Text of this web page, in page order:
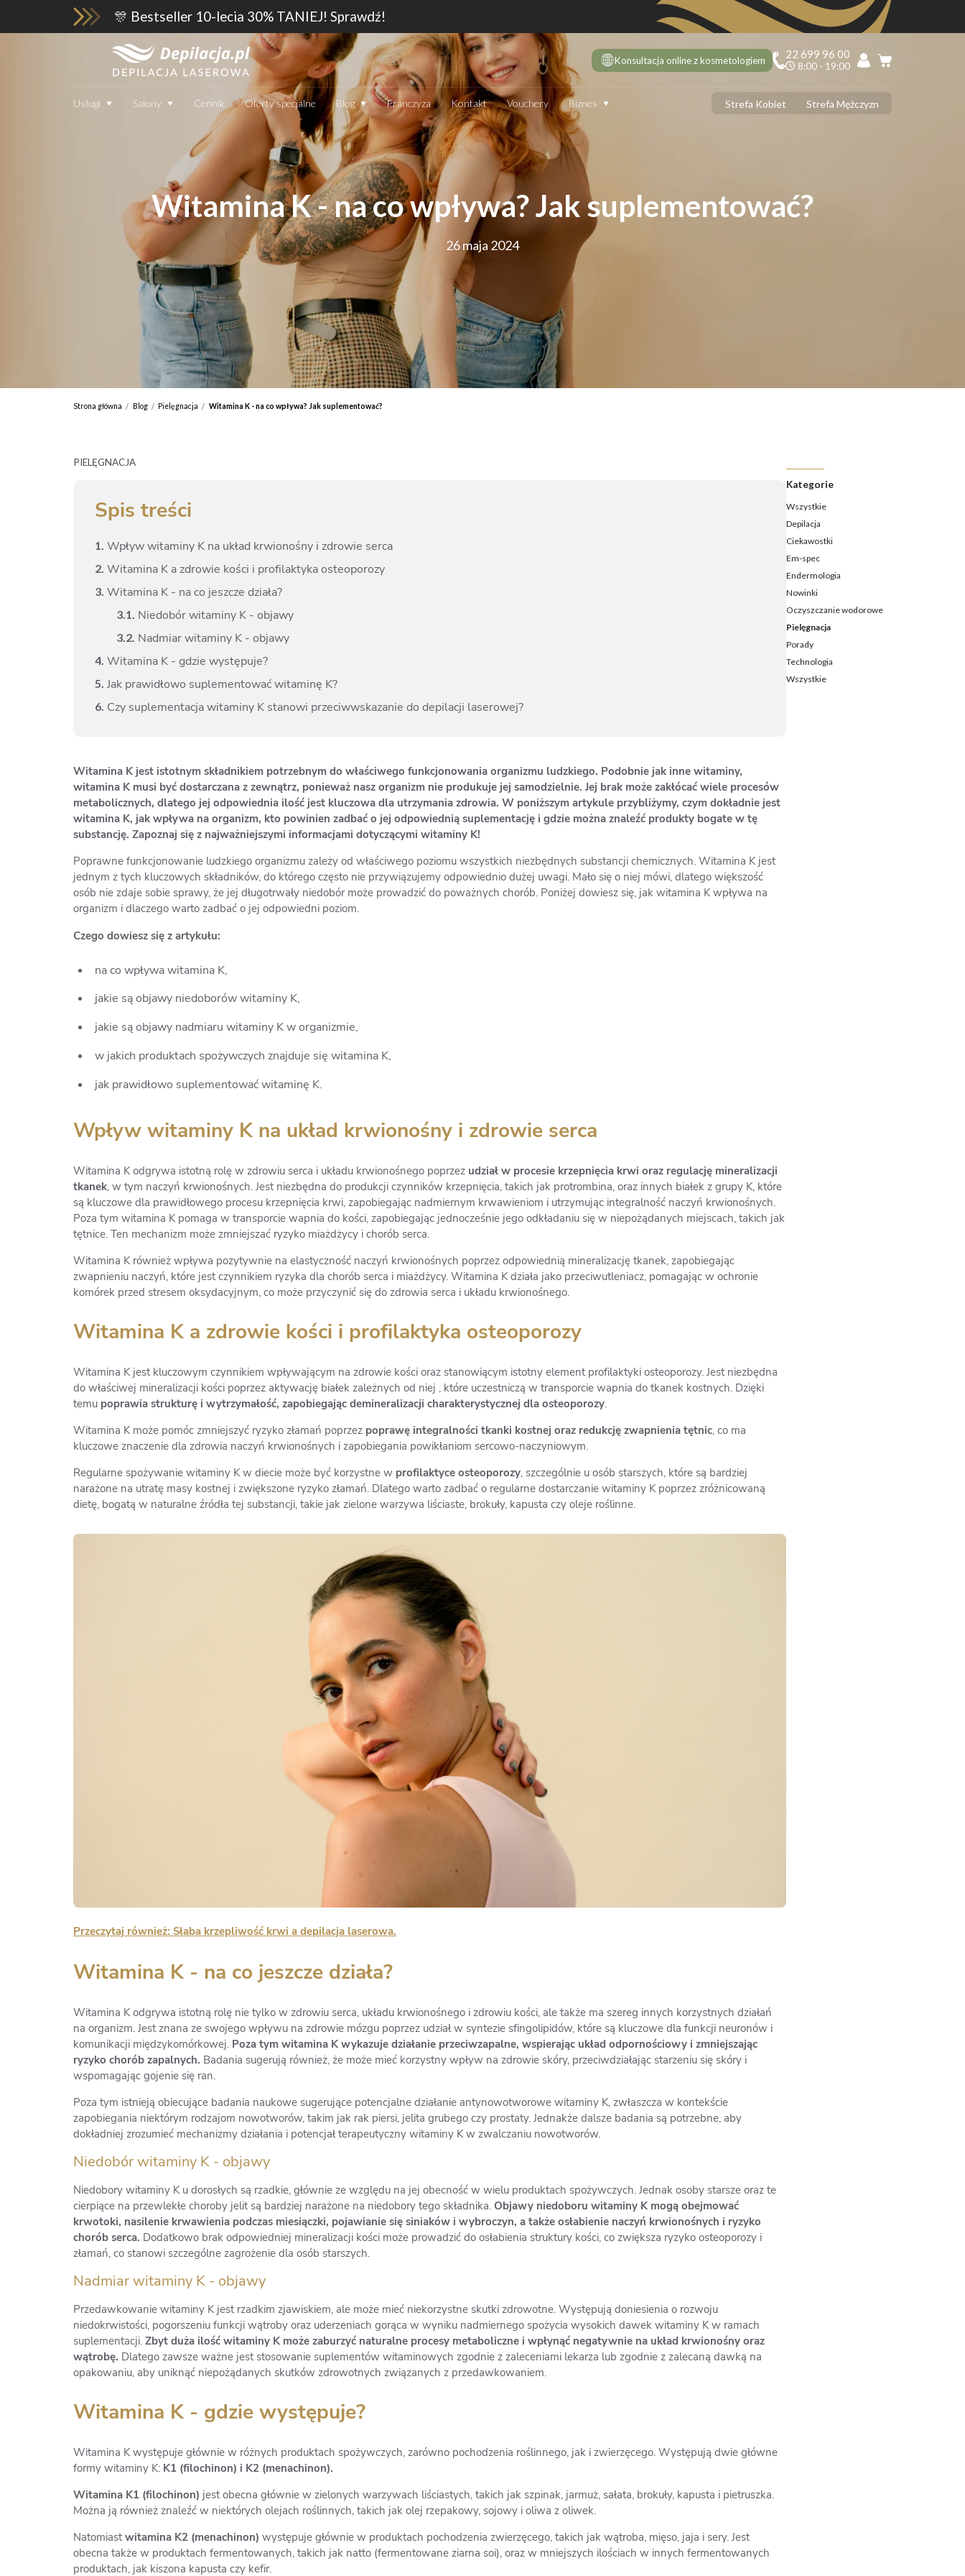
🎊 Bestseller 10-lecia 30% TANIEJ! Sprawdź!
Konsultacja online z kosmetologiem 22 699 96 00
8:00 - 19:00
Usługi Salony Cennik Oferty specjalne Blog
JAK DZIAŁA DEPILATOR IPL I CZY WARTO GO STOSOWAĆ
Jak usunąć włoski z twarzy? 5 najlepszych sposobów
TECHNOLOGIA
Który laser do depilacji (profesjonalny) jest najskuteczniejszy?
Ranking 2026
Elektrostymulacja mięśni - efekty, które przekonają Cię do
zabiegu
Endermologia – przeciwwskazania, o których warto wiedzieć
Laser aleksandrytowy czy diodowy? Porównanie
Franczyza Kontakt Vouchery Biznes Strefa Kobiet Strefa Mężczyzn
Witamina K - na co wpływa? Jak suplementować?
26 maja 2024
Strona główna / Blog / Pielęgnacja / Witamina K - na co wpływa? Jak suplementować?
PIELĘGNACJA
Spis treści
1. Wpływ witaminy K na układ krwionośny i zdrowie serca
2. Witamina K a zdrowie kości i profilaktyka osteoporozy
3. Witamina K - na co jeszcze działa?
3. 1. Niedobór witaminy K - objawy
3. 2. Nadmiar witaminy K - objawy
4. Witamina K - gdzie występuje?
5. Jak prawidłowo suplementować witaminę K?
6. Czy suplementacja witaminy K stanowi przeciwwskazanie do depilacji laserowej?
Witamina K jest istotnym składnikiem potrzebnym do właściwego funkcjonowania organizmu ludzkiego. Podobnie jak inne witaminy,
witamina K musi być dostarczana z zewnątrz, ponieważ nasz organizm nie produkuje jej samodzielnie. Jej brak może zakłócać wiele procesów
metabolicznych, dlatego jej odpowiednia ilość jest kluczowa dla utrzymania zdrowia. W poniższym artykule przybliżymy, czym dokładnie jest
witamina K, jak wpływa na organizm, kto powinien zadbać o jej odpowiednią suplementację i gdzie można znaleźć produkty bogate w tę
substancję. Zapoznaj się z najważniejszymi informacjami dotyczącymi witaminy K!
Poprawne funkcjonowanie ludzkiego organizmu zależy od właściwego poziomu wszystkich niezbędnych substancji chemicznych. Witamina K jest
jednym z tych kluczowych składników, do którego często nie przywiązujemy odpowiednio dużej uwagi. Mało się o niej mówi, dlatego większość
osób nie zdaje sobie sprawy, że jej długotrwały niedobór może prowadzić do poważnych chorób. Poniżej dowiesz się, jak witamina K wpływa na
organizm i dlaczego warto zadbać o jej odpowiedni poziom.
Czego dowiesz się z artykułu:
na co wpływa witamina K,
jakie są objawy niedoborów witaminy K,
jakie są objawy nadmiaru witaminy K w organizmie,
w jakich produktach spożywczych znajduje się witamina K,
jak prawidłowo suplementować witaminę K.
Wpływ witaminy K na układ krwionośny i zdrowie serca
Witamina K odgrywa istotną rolę w zdrowiu serca i układu krwionośnego poprzez udział w procesie krzepnięcia krwi oraz regulację mineralizacji
tkanek, w tym naczyń krwionośnych. Jest niezbędna do produkcji czynników krzepnięcia, takich jak protrombina, oraz innych białek z grupy K, które
są kluczowe dla prawidłowego procesu krzepnięcia krwi, zapobiegając nadmiernym krwawieniom i utrzymując integralność naczyń krwionośnych.
Poza tym witamina K pomaga w transporcie wapnia do kości, zapobiegając jednocześnie jego odkładaniu się w niepożądanych miejscach, takich jak
tętnice. Ten mechanizm może zmniejszać ryzyko miażdżycy i chorób serca.
Witamina K również wpływa pozytywnie na elastyczność naczyń krwionośnych poprzez odpowiednią mineralizację tkanek, zapobiegając
zwapnieniu naczyń, które jest czynnikiem ryzyka dla chorób serca i miażdżycy. Witamina K działa jako przeciwutleniacz, pomagając w ochronie
komórek przed stresem oksydacyjnym, co może przyczynić się do zdrowia serca i układu krwionośnego.
Witamina K a zdrowie kości i profilaktyka osteoporozy
Witamina K jest kluczowym czynnikiem wpływającym na zdrowie kości oraz stanowiącym istotny element profilaktyki osteoporozy. Jest niezbędna
do właściwej mineralizacji kości poprzez aktywację białek zależnych od niej , które uczestniczą w transporcie wapnia do tkanek kostnych. Dzięki
temu poprawia strukturę i wytrzymałość, zapobiegając demineralizacji charakterystycznej dla osteoporozy.
Witamina K może pomóc zmniejszyć ryzyko złamań poprzez poprawę integralności tkanki kostnej oraz redukcję zwapnienia tętnic, co ma
kluczowe znaczenie dla zdrowia naczyń krwionośnych i zapobiegania powikłaniom sercowo-naczyniowym.
Regularne spożywanie witaminy K w diecie może być korzystne w profilaktyce osteoporozy, szczególnie u osób starszych, które są bardziej
narażone na utratę masy kostnej i zwiększone ryzyko złamań. Dlatego warto zadbać o regularne dostarczanie witaminy K poprzez zróżnicowaną
dietę, bogatą w naturalne źródła tej substancji, takie jak zielone warzywa liściaste, brokuły, kapusta czy oleje roślinne.
Przeczytaj również: Słaba krzepliwość krwi a depilacja laserowa.
Witamina K - na co jeszcze działa?
Witamina K odgrywa istotną rolę nie tylko w zdrowiu serca, układu krwionośnego i zdrowiu kości, ale także ma szereg innych korzystnych działań
na organizm. Jest znana ze swojego wpływu na zdrowie mózgu poprzez udział w syntezie sfingolipidów, które są kluczowe dla funkcji neuronów i
komunikacji międzykomórkowej. Poza tym witamina K wykazuje działanie przeciwzapalne, wspierając układ odpornościowy i zmniejszając
ryzyko chorób zapalnych. Badania sugerują również, że może mieć korzystny wpływ na zdrowie skóry, przeciwdziałając starzeniu się skóry i
wspomagając gojenie się ran.
Poza tym istnieją obiecujące badania naukowe sugerujące potencjalne działanie antynowotworowe witaminy K, zwłaszcza w kontekście
zapobiegania niektórym rodzajom nowotworów, takim jak rak piersi, jelita grubego czy prostaty. Jednakże dalsze badania są potrzebne, aby
dokładniej zrozumieć mechanizmy działania i potencjał terapeutyczny witaminy K w zwalczaniu nowotworów.
Niedobór witaminy K - objawy
Niedobory witaminy K u dorosłych są rzadkie, głównie ze względu na jej obecność w wielu produktach spożywczych. Jednak osoby starsze oraz te
cierpiące na przewlekłe choroby jelit są bardziej narażone na niedobory tego składnika. Objawy niedoboru witaminy K mogą obejmować
krwotoki, nasilenie krwawienia podczas miesiączki, pojawianie się siniaków i wybroczyn, a także osłabienie naczyń krwionośnych i ryzyko
chorób serca. Dodatkowo brak odpowiedniej mineralizacji kości może prowadzić do osłabienia struktury kości, co zwiększa ryzyko osteoporozy i
złamań, co stanowi szczególne zagrożenie dla osób starszych.
Nadmiar witaminy K - objawy
Przedawkowanie witaminy K jest rzadkim zjawiskiem, ale może mieć niekorzystne skutki zdrowotne. Występują doniesienia o rozwoju
niedokrwistości, pogorszeniu funkcji wątroby oraz uderzeniach gorąca w wyniku nadmiernego spożycia wysokich dawek witaminy K w ramach
suplementacji. Zbyt duża ilość witaminy K może zaburzyć naturalne procesy metaboliczne i wpłynąć negatywnie na układ krwionośny oraz
wątrobę. Dlatego zawsze ważne jest stosowanie suplementów witaminowych zgodnie z zaleceniami lekarza lub zgodnie z zalecaną dawką na
opakowaniu, aby uniknąć niepożądanych skutków zdrowotnych związanych z przedawkowaniem.
Witamina K - gdzie występuje?
Witamina K występuje głównie w różnych produktach spożywczych, zarówno pochodzenia roślinnego, jak i zwierzęcego. Występują dwie główne
formy witaminy K: K1 (filochinon) i K2 (menachinon).
Witamina K1 (filochinon) jest obecna głównie w zielonych warzywach liściastych, takich jak szpinak, jarmuż, sałata, brokuły, kapusta i pietruszka.
Można ją również znaleźć w niektórych olejach roślinnych, takich jak olej rzepakowy, sojowy i oliwa z oliwek.
Natomiastwitamina K2 (menachinon) występuje głównie w produktach pochodzenia zwierzęcego, takich jak wątroba, mięso, jaja i sery. Jest
obecna także w produktach fermentowanych, takich jak natto (fermentowane ziarna soi), oraz w mniejszych ilościach w innych fermentowanych
produktach, jak kiszona kapusta czy kefir.
Kategorie
Wszystkie
Depilacja
Ciekawostki
Em-spec
Endermologia
Nowinki
Oczyszczanie wodorowe
Pielęgnacja
Porady
Technologia
Wszystkie